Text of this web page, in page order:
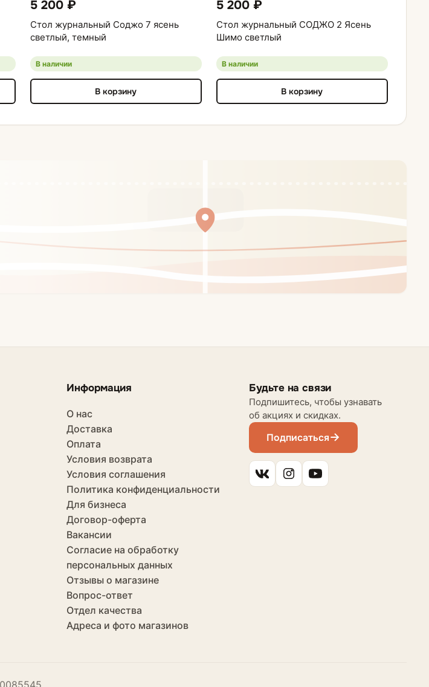
5 200 ₽
Стол журнальный Соджо 7 ясень
светлый, темный
В наличии
В корзину
5 200 ₽
Стол журнальный СОДЖО 2 Ясень
Шимо светлый
В наличии
В корзину
Информация
О нас
Доставка
Оплата
Условия возврата
Условия соглашения
Политика конфиденциальности
Для бизнеса
Договор-оферта
Вакансии
Согласие на обработку
персональных данных
Отзывы о магазине
Вопрос-ответ
Отдел качества
Адреса и фото магазинов
Будьте на связи
Подпишитесь, чтобы узнавать
об акциях и скидках.
Подписаться